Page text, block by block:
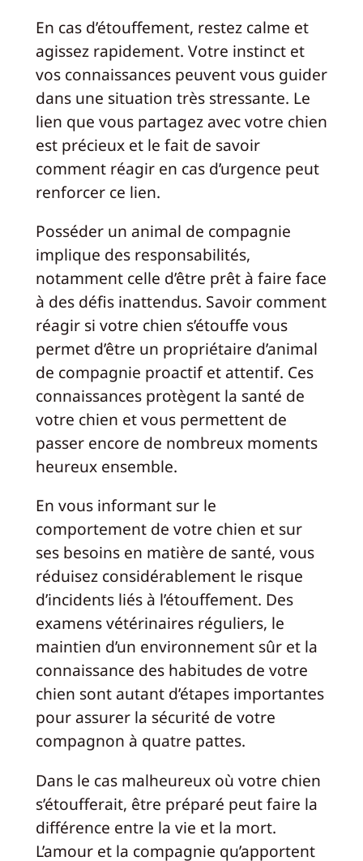
En cas d’étouffement, restez calme et
agissez rapidement. Votre instinct et
vos connaissances peuvent vous guider
dans une situation très stressante. Le
lien que vous partagez avec votre chien
est précieux et le fait de savoir
comment réagir en cas d’urgence peut
renforcer ce lien.
Posséder un animal de compagnie
implique des responsabilités,
notamment celle d’être prêt à faire face
à des défis inattendus. Savoir comment
réagir si votre chien s’étouffe vous
permet d’être un propriétaire d’animal
de compagnie proactif et attentif. Ces
connaissances protègent la santé de
votre chien et vous permettent de
passer encore de nombreux moments
heureux ensemble.
En vous informant sur le
comportement de votre chien et sur
ses besoins en matière de santé, vous
réduisez considérablement le risque
d’incidents liés à l’étouffement. Des
examens vétérinaires réguliers, le
maintien d’un environnement sûr et la
connaissance des habitudes de votre
chien sont autant d’étapes importantes
pour assurer la sécurité de votre
compagnon à quatre pattes.
Dans le cas malheureux où votre chien
s’étoufferait, être préparé peut faire la
différence entre la vie et la mort.
L’amour et la compagnie qu’apportent